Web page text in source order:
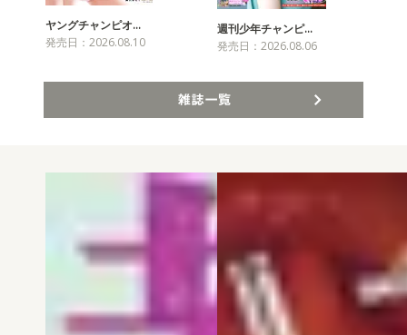
ヤングチャンピオ…
発売日：2026.08.10
週刊少年チャンピ…
発売日：2026.08.06